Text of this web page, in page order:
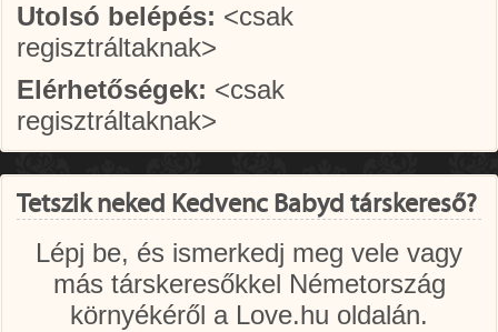
Utolsó belépés: <csak
regisztráltaknak>
Elérhetőségek: <csak
regisztráltaknak>
Tetszik neked Kedvenc Babyd társkereső?
Lépj be, és ismerkedj meg vele vagy
más társkeresőkkel Németország
környékéről a Love.hu oldalán.